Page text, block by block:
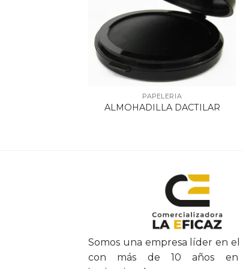
PAPELERIA
ALMOHADILLA DACTILAR
Somos una empresa líder en el
con más de 10 años en